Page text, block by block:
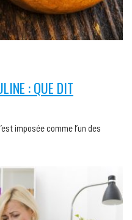
: QUE DIT
imposée comme l’un des